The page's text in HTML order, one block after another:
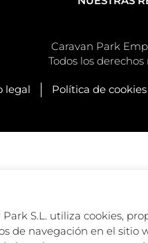
Caravan Park
Todos los derechos
legal Política de cookies
S.L. utiliza cookies,
de navegación en el